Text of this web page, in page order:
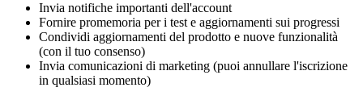
Invia notifiche importanti dell'account
Fornire promemoria per i test e aggiornamenti sui progressi
Condividi aggiornamenti del prodotto e nuove funzionalità
(con il tuo consenso)
Invia comunicazioni di marketing (puoi annullare l'iscrizione
in qualsiasi momento)